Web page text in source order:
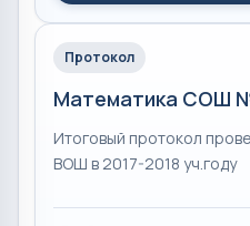
Протокол
Математика СОШ
Итоговый протокол
ВОШ в 2017-2018 уч.году